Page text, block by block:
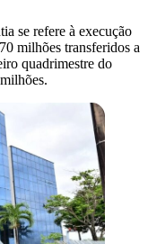
se refere à execução
milhões transferidos a
quadrimestre do